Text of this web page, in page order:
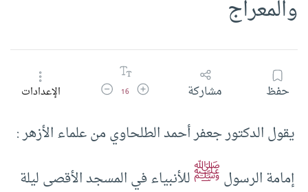
والمعراج
حفظ مشاركة زيادة حجم الخط
16 تقليل حجم الخطالإعدادات
يقول الدكتور جعفر أحمد الطلحاوي من علماء الأزهر :
إمامة الرسولﷺللأنبياء في المسجد الأقصى ليلة